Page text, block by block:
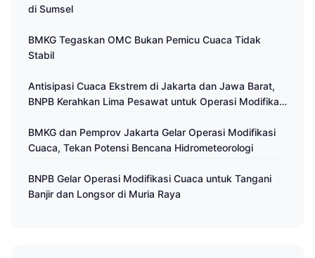
di Sumsel
BMKG Tegaskan OMC Bukan Pemicu Cuaca Tidak
Stabil
Antisipasi Cuaca Ekstrem di Jakarta dan Jawa Barat,
BNPB Kerahkan Lima Pesawat untuk Operasi Modifikasi
BMKG dan Pemprov Jakarta Gelar Operasi Modifikasi
Cuaca, Tekan Potensi Bencana Hidrometeorologi
BNPB Gelar Operasi Modifikasi Cuaca untuk Tangani
Banjir dan Longsor di Muria Raya